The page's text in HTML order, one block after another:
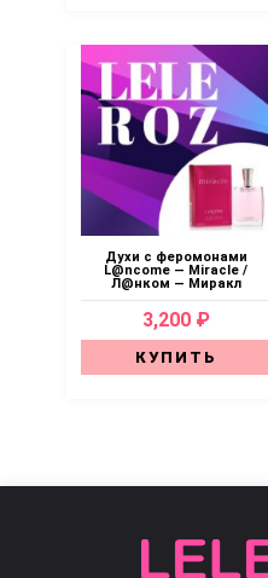
Духи с феромонами
L@ncome — Miracle /
Л@нком — Миракл
3,200 ₽
КУПИТЬ